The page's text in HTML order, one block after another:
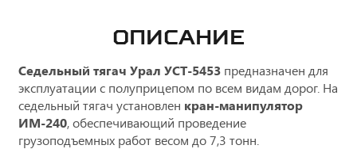
ОПИСАНИЕ
Седельный тягач Урал УСТ-5453 предназначен для
эксплуатации с полуприцепом по всем видам дорог. На
седельный тягач установлен кран-манипулятор
ИМ-240, обеспечивающий проведение
грузоподъемных работ весом до 7,3 тонн.